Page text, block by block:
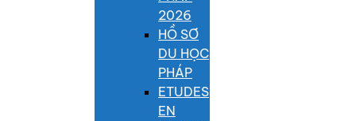
2026
HỒ SƠ
DU HỌC
PHÁP
ETUDES
EN